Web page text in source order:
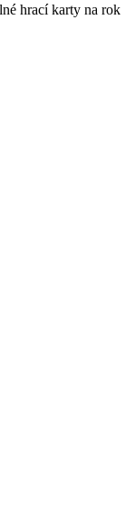
hrací karty na rok